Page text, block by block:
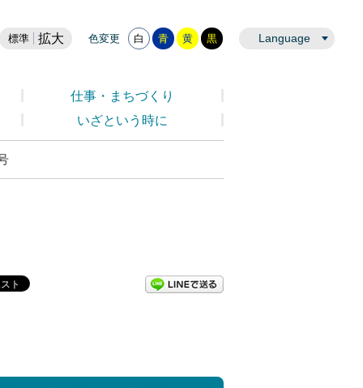
標準 拡大 色変更 白 青 黄 黒 Language
仕事・まちづくり
いざという時に